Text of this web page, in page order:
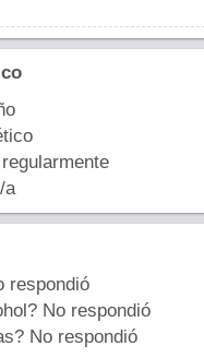
a
respondió
No respondió
No respondió